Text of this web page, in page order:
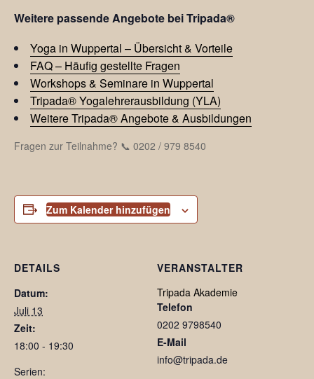
Weitere passende Angebote bei Tripada®
Yoga in Wuppertal – Übersicht & Vorteile
FAQ – Häufig gestellte Fragen
Workshops & Seminare in Wuppertal
Tripada® Yogalehrerausbildung (YLA)
Weitere Tripada® Angebote & Ausbildungen
Fragen zur Teilnahme? 📞 0202 / 979 8540
Zum Kalender hinzufügen
DETAILS
Datum:
Juli 13
Zeit:
18:00 - 19:30
Serien:
VERANSTALTER
Tripada Akademie
Telefon
0202 9798540
E-Mail
info@tripada.de